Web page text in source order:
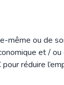
même ou de
et /
pour réduire